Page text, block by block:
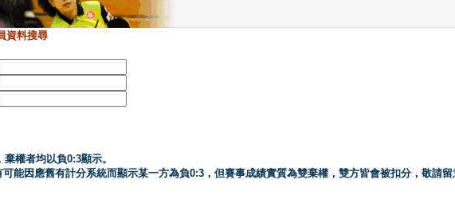
資料搜尋
權者均以負0:3顯示。
能因應舊有計分系統而顯示某一方為負0:3，但賽事成績實質為雙棄權，雙方皆會被扣分，敬請留